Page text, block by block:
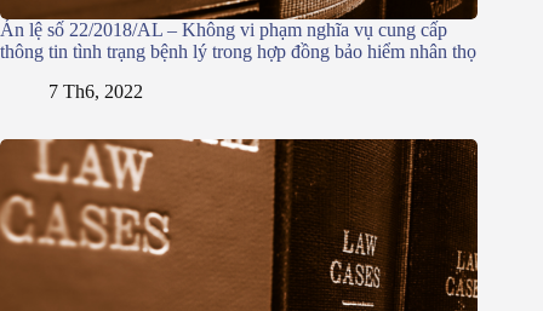
Án lệ số 22/2018/AL – Không vi phạm nghĩa vụ cung cấp
thông tin tình trạng bệnh lý trong hợp đồng bảo hiểm nhân thọ
7 Th6, 2022